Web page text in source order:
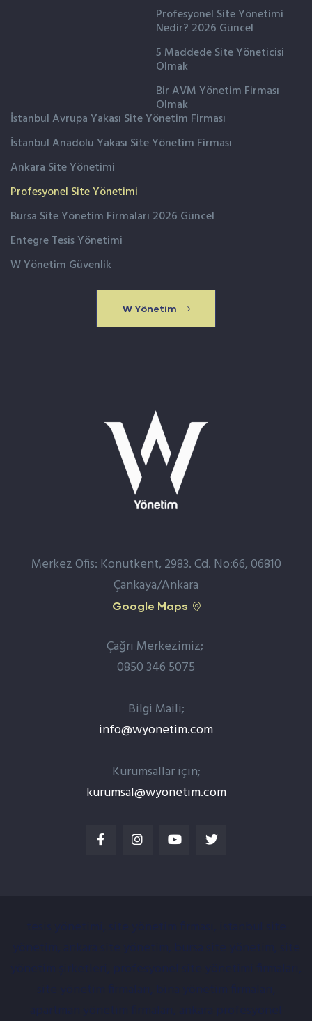
Profesyonel Site Yönetimi
Nedir? 2026 Güncel
5 Maddede Site Yöneticisi
Olmak
Bir AVM Yönetim Firması
Olmak
İstanbul Avrupa Yakası Site Yönetim Firması
İstanbul Anadolu Yakası Site Yönetim Firması
Ankara Site Yönetimi
Profesyonel Site Yönetimi
Bursa Site Yönetim Firmaları 2026 Güncel
Entegre Tesis Yönetimi
W Yönetim Güvenlik
W Yönetim
Merkez Ofis: Konutkent, 2983. Cd. No:66, 06810
Çankaya/Ankara
Google Maps
Çağrı Merkezimiz;
0850 346 5075
Bilgi Maili;
info@wyonetim.com
Kurumsallar için;
kurumsal@wyonetim.com